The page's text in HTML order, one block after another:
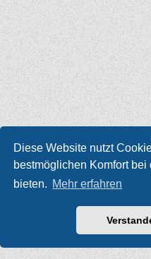
Diese Website nutzt
bestmöglichen Komfort bei
bieten. Mehr erfahren